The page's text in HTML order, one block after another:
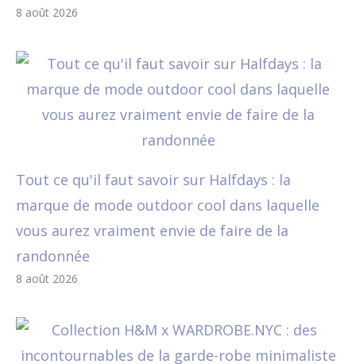
8 août 2026
Tout ce qu'il faut savoir sur Halfdays : la
marque de mode outdoor cool dans laquelle
vous aurez vraiment envie de faire de la
randonnée
8 août 2026